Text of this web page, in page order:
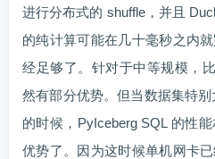
进行分布式的 shuffle，并且
的纯计算可能在几十毫秒之内
经足够了。针对于中等规模，
然有部分优势。但当数据集特
的时候，PyIceberg SQL 的性
优势了。因为这时候单机网卡